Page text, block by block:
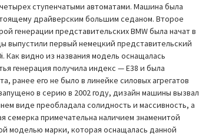
ступенчатыми автоматами. Машина была
драйверским большим седаном. Второе
генерации представительских BMW была начат в
выпустили первый немецкий представительский
видно из названия модель оснащалась
генерация получила индекс — E38 и была
ранее его не было в линейке силовых агрегатов
в серию в 2002 году, дизайн машины вызвал
виде преобладала солидность и массивность, а
семерка примечательна наличием знаменитой
моделью марки, которая оснащалась данной